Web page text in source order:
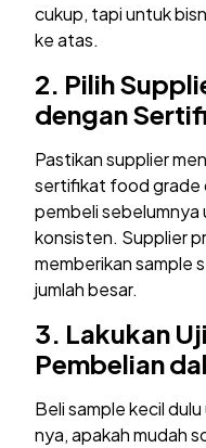
cukup, tapi untuk
ke atas.
2. Pilih
dengan
Pastikan supplier
sertifikat food grade
pembeli sebelumnya
konsisten. Supplier
memberikan sample
jumlah besar.
3. Lakukan
Pembelian
Beli sample kecil
nya, apakah mudah